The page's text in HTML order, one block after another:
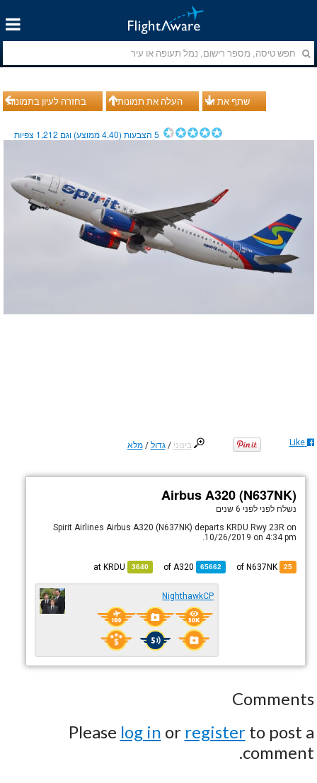
בחזרה לעיון בתמונות העלה את תמונותיך שתף את זה
5הצבעות (4.40ממוצע) וגם 1,212 צפיות
בינוני /גדול /מלא Like
Airbus A320 (N637NK)
נשלח לפנילפני 6 שנים
Spirit Airlines Airbus A320 (N637NK) departs KRDU Rwy 23R on
10/26/2019 on 4:34 pm.
25
of N637NK
65662
A320
3640
KRDU
NighthawkCP
Comments
Please log in or registerto post a
comment.